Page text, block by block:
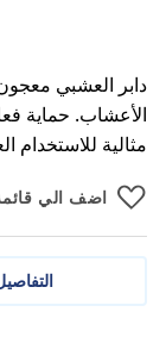
الأعشاب. حماية
مثالية للاستخدام
اضف الي